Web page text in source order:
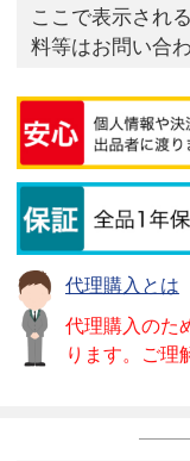
ここで表示され
料等はお問い合
代理購入とは
代理購入のた
ります。ご理